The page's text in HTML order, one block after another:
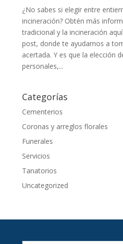
¿No sabes si elegir entre
incineración? Obtén más
tradicional y la incineración
post, donde te ayudamos a
acertada. Y es que la elección
personales,...
Categorías
Cementerios
Coronas y arreglos florales
Funerales
Servicios
Tanatorios
Uncategorized